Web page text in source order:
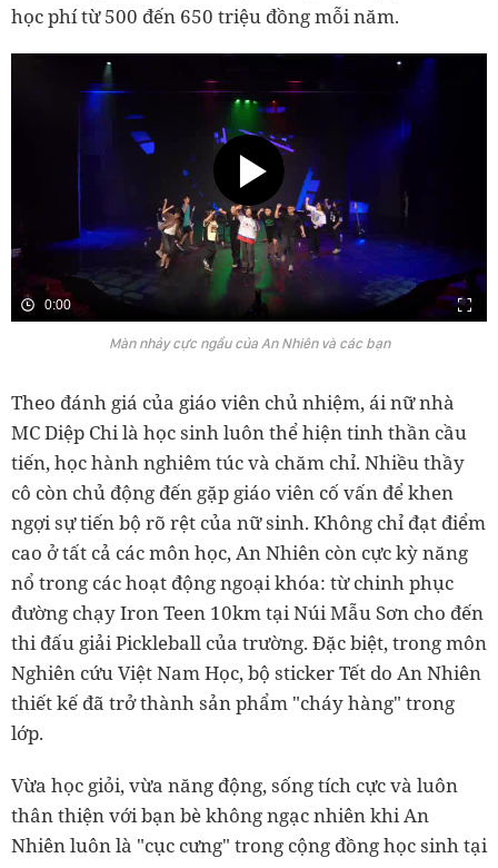
học phí từ 500 đến 650 triệu đồng mỗi năm.
0:00
Màn nhảy cực ngầu của An Nhiên và các bạn
Theo đánh giá của giáo viên chủ nhiệm, ái nữ nhà
MC Diệp Chi là học sinh luôn thể hiện tinh thần cầu
tiến, học hành nghiêm túc và chăm chỉ. Nhiều thầy
cô còn chủ động đến gặp giáo viên cố vấn để khen
ngợi sự tiến bộ rõ rệt của nữ sinh. Không chỉ đạt điểm
cao ở tất cả các môn học, An Nhiên còn cực kỳ năng
nổ trong các hoạt động ngoại khóa: từ chinh phục
đường chạy Iron Teen 10km tại Núi Mẫu Sơn cho đến
thi đấu giải Pickleball của trường. Đặc biệt, trong môn
Nghiên cứu Việt Nam Học, bộ sticker Tết do An Nhiên
thiết kế đã trở thành sản phẩm "cháy hàng" trong
lớp.
Vừa học giỏi, vừa năng động, sống tích cực và luôn
thân thiện với bạn bè không ngạc nhiên khi An
Nhiên luôn là "cục cưng" trong cộng đồng học sinh tại